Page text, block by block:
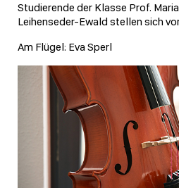
Studierende der Klasse Prof.
Leihenseder-Ewald stellen sich
Am Flügel: Eva Sperl